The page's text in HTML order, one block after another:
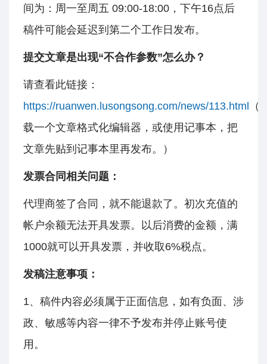
间为：周一至周五 09:00-18:00，下午16点后
稿件可能会延迟到第二个工作日发布。
提交文章是出现“不合作参数”怎么办？
请查看此链接：
https://ruanwen.lusongsong.com/news/113.html
（
载一个文章格式化编辑器，或使用记事本，把
文章先贴到记事本里再发布。）
发票合同相关问题：
代理商签了合同，就不能退款了。初次充值的
帐户余额无法开具发票。以后消费的金额，满
1000就可以开具发票，并收取6%税点。
发稿注意事项：
1、稿件内容必须属于正面信息，如有负面、涉
政、敏感等内容一律不予发布并停止账号使
用。